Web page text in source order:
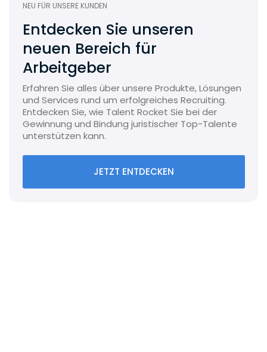
NEU FÜR UNSERE KUNDEN
Entdecken Sie unseren
neuen Bereich für
Arbeitgeber
Erfahren Sie alles über unsere Produkte, Lösungen
und Services rund um erfolgreiches Recruiting.
Entdecken Sie, wie Talent Rocket Sie bei der
Gewinnung und Bindung juristischer Top-Talente
unterstützen kann.
JETZT ENTDECKEN